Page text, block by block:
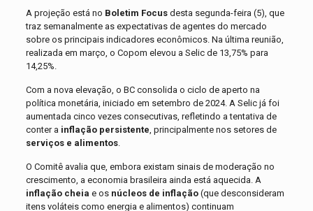
A projeção está no Boletim Focusdesta segunda-feira (5), que
traz semanalmente as expectativas de agentes do mercado
sobre os principais indicadores econômicos. Na última reunião,
realizada em março, o Copom elevou a Selic de 13,75% para
14,25%.
Com a nova elevação, o BC consolida o ciclo de aperto na
política monetária, iniciado em setembro de 2024. A Selic já foi
aumentada cinco vezes consecutivas, refletindo a tentativa de
conter a inflação persistente , principalmente nos setores de
serviços e alimentos.
O Comitê avalia que, embora existam sinais de moderação no
crescimento, a economia brasileira ainda está aquecida. A
inflação cheia e os núcleos de inflação(que desconsideram
itens voláteis como energia e alimentos) continuam